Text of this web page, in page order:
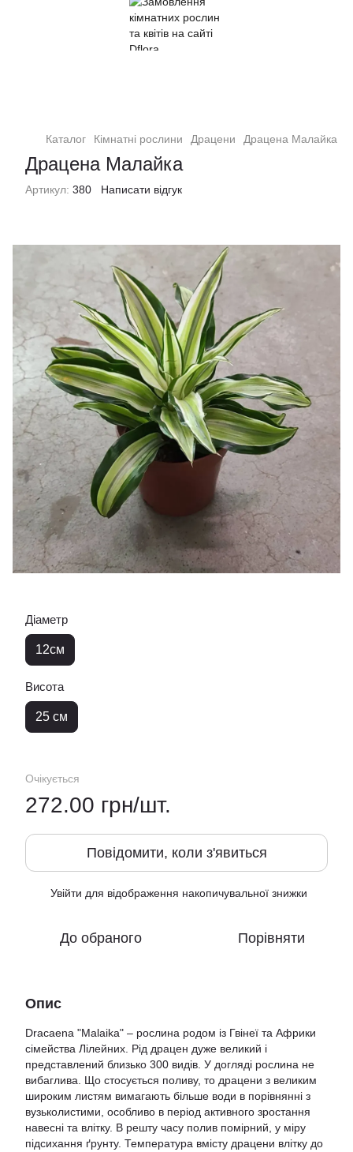
Кімнатні рослини та квіти
Каталог Кімнатні рослини Драцени Драцена Малайка
Драцена Малайка
Артикул: 380 Написати відгук
Діаметр
12см
Висота
25 см
Очікується
272.00 грн/шт.
Повідомити, коли з'явиться
Увійти для відображення накопичувальної знижки
До обраного Порівняти
Опис
Dracaena "Malaika" – рослина родом із Гвінеї та Африки
сімейства Лілейних. Рід драцен дуже великий і
представлений близько 300 видів. У догляді рослина не
вибаглива. Що стосується поливу, то драцени з великим
широким листям вимагають більше води в порівнянні з
вузьколистими, особливо в період активного зростання
навесні та влітку. В решту часу полив помірний, у міру
підсихання ґрунту. Температура вмісту драцени влітку до